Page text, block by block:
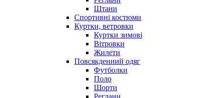
Штани
Спортивні костюми
Куртки, ветровки
Куртки зимові
Вітровки
Жилети
Повсякденний одяг
Футболки
Поло
Шорти